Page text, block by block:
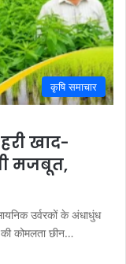
कृषि समाचार
खाद-
मजबूत,
उर्वरकों के अंधाधुंध
कोमलता छीन…